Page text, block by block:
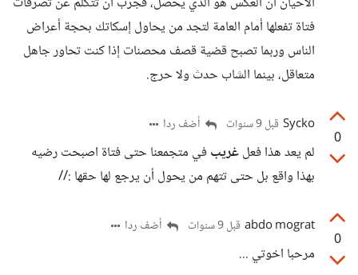
فتاة تفعلها أمام العامة لتجد من يحاول إسكاتك بحجة أعراض
الناس وربما تصبح قضية قصف محصنات إذا كنت تحاور جاهل
متعاقل، بينما الشاب حدث ولا حرج.
0
Sycko قبل 9 سنوات أضف ردا
لم يعد هذا فعلغريبفي متجمعنا حتى فتاة اصبحت رضيه
بهذا واقع بل حتى تتهم من يحول أن يرجع لها حقها ://
0
abdo mograt قبل 9 سنوات أضف ردا
مرحبا اخوتي ...